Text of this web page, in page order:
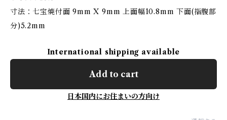
寸法：七宝焼付面 9mm X 9mm 上面幅10.8mm 下面(指腹部
分)5.2mm
International shipping available
Add to cart
日本国内にお住まいの方向け